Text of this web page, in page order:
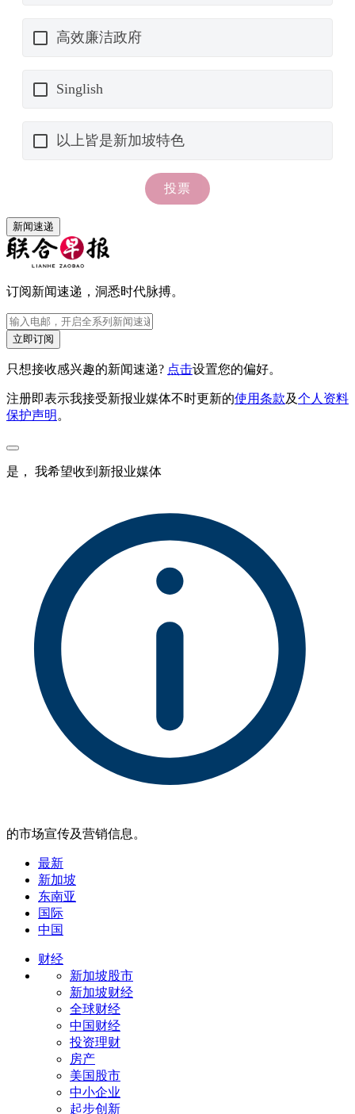
新闻速递
订阅新闻速递，洞悉时代脉搏。
立即订阅
只想接收感兴趣的新闻速递? 点击设置您的偏好。
注册即表示我接受新报业媒体不时更新的使用条款及个人资料
保护声明。
是， 我希望收到新报业媒体
的市场宣传及营销信息。
最新
新加坡
东南亚
国际
中国
财经
新加坡股市
新加坡财经
全球财经
中国财经
投资理财
房产
美国股市
中小企业
起步创新